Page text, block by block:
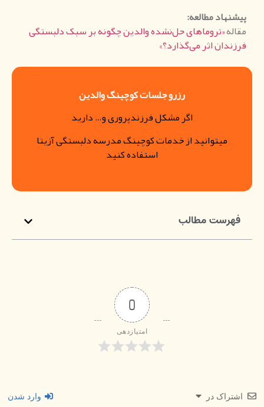
پیشنهاد مطالعه:
مقاله«تروماهای حل‌نشده والدین چگونه بر سبک دلبستگی
فرزندان اثر می‌گذارد؟»
رزرو جلسات کوچینگ والدین
اگر مشکل فرزندپروری و… دارید
میتوانید از خدمات کوچینگ مدرسه دلبستگی آزیتا
استفاده کنید
فهرست مطالب
0
امتیازدهی
اشتراک در وارد شدن